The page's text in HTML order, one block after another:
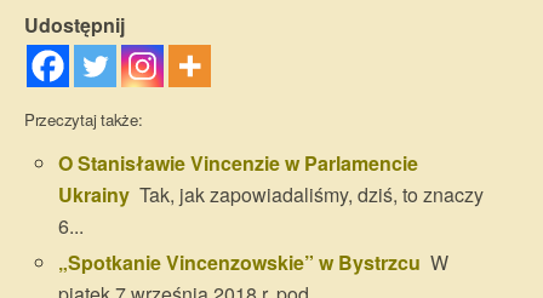
Udostępnij
Przeczytaj także:
O Stanisławie Vincenzie w Parlamencie
Ukrainy Tak, jak zapowiadaliśmy, dziś, to znaczy
6...
„Spotkanie Vincenzowskie” w Bystrzcu W